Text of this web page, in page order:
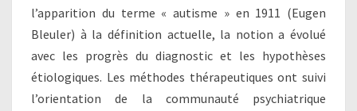
l’apparition du terme « autisme » en 1911 (Eugen
Bleuler) à la définition actuelle, la notion a évolué
avec les progrès du diagnostic et les hypothèses
étiologiques. Les méthodes thérapeutiques ont suivi
l’orientation de la communauté psychiatrique